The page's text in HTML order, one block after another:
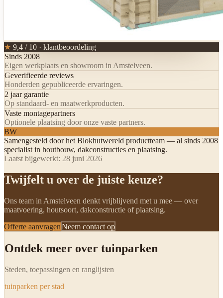
★ 9,4 / 10 · klantbeoordeling
Sinds 2008
Eigen werkplaats en showroom in Amstelveen.
Geverifieerde reviews
Honderden gepubliceerde ervaringen.
2 jaar garantie
Op standaard- en maatwerkproducten.
Vaste montagepartners
Optionele plaatsing door onze vaste partners.
BW
Samengesteld door het Blokhutwereld productteam — al sinds 2008
specialist in houtbouw, dakconstructies en plaatsing.
Laatst bijgewerkt: 28 juni 2026
Twijfelt u over de juiste keuze?
Ons team in Amstelveen denkt vrijblijvend met u mee — over
maatvoering, houtsoort, dakconstructie of plaatsing.
Offerte aanvragenNeem contact op
Ontdek meer over tuinparken
Steden, toepassingen en ranglijsten
tuinparken per stad